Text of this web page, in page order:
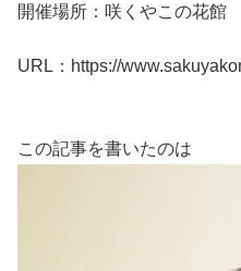
開催場所：咲くやこの花館
URL：https://
この記事を書いたのは